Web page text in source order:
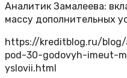
Аналитик Замалеева:
массу дополнительных
https://kreditblog.ru/
pod-30-godovyh-imeut-
yslovii.html